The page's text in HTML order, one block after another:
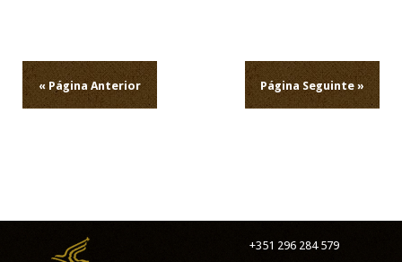
de
artigos
Página Seguinte »
« Página Anterior
+351 296 284 579